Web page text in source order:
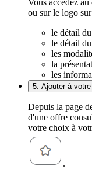
ou sur le logo
le détail
le détail
les
la
les
5. Ajouter à
Depuis la page
d'une offre
votre choix à
.